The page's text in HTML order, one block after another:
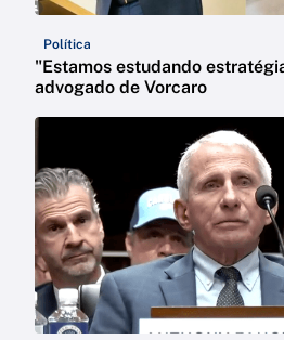
Política
"Estamos estudando
advogado de Vorcaro